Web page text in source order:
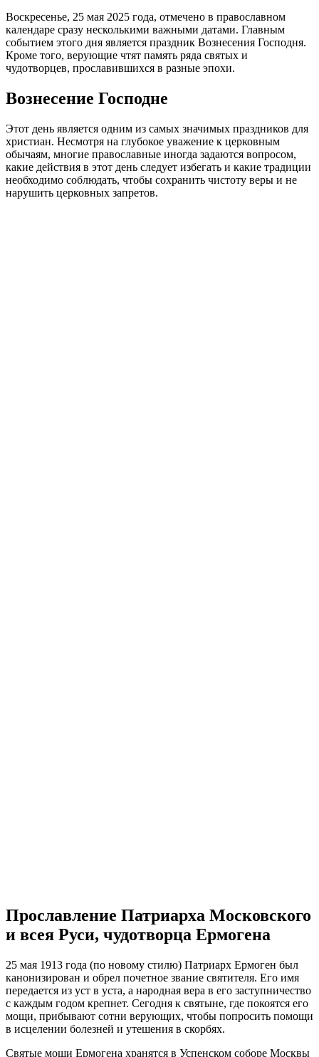
Воскресенье, 25 мая 2025 года, отмечено в православном
календаре сразу несколькими важными датами. Главным
событием этого дня является праздник Вознесения Господня.
Кроме того, верующие чтят память ряда святых и
чудотворцев, прославившихся в разные эпохи.
Вознесение Господне
Этот день является одним из самых значимых праздников для
христиан. Несмотря на глубокое уважение к церковным
обычаям, многие православные иногда задаются вопросом,
какие действия в этот день следует избегать и какие традиции
необходимо соблюдать, чтобы сохранить чистоту веры и не
нарушить церковных запретов.
Прославление Патриарха Московского
и всея Руси, чудотворца Ермогена
25 мая 1913 года (по новому стилю) Патриарх Ермоген был
канонизирован и обрел почетное звание святителя. Его имя
передается из уст в уста, а народная вера в его заступничество
с каждым годом крепнет. Сегодня к святыне, где покоятся его
мощи, прибывают сотни верующих, чтобы попросить помощи
в исцелении болезней и утешения в скорбях.
Святые мощи Ермогена хранятся в Успенском соборе Москвы